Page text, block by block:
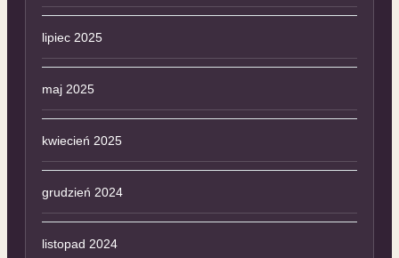
lipiec 2025
maj 2025
kwiecień 2025
grudzień 2024
listopad 2024